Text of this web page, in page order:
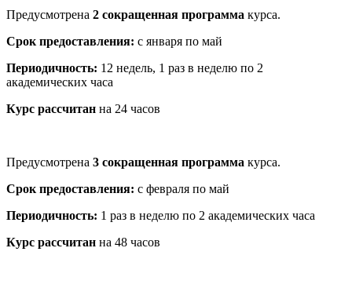
Предусмотрена 2 сокращенная программа курса.
Срок предоставления: с января по май
Периодичность: 12 недель, 1 раз в неделю по 2
академических часа
Курс рассчитан на 24 часов
Предусмотрена 3 сокращенная программа курса.
Срок предоставления: с февраля по май
Периодичность: 1 раз в неделю по 2 академических часа
Курс рассчитан на 48 часов